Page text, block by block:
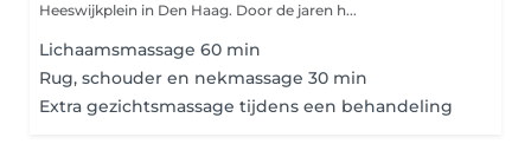
Heeswijkplein in Den Haag. Door de jaren h...
Lichaamsmassage 60 min
Rug, schouder en nekmassage 30 min
Extra gezichtsmassage tijdens een behandeling